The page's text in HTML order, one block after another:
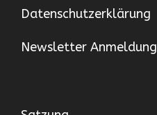
Datenschutzerklärung
Newsletter Anmeldung